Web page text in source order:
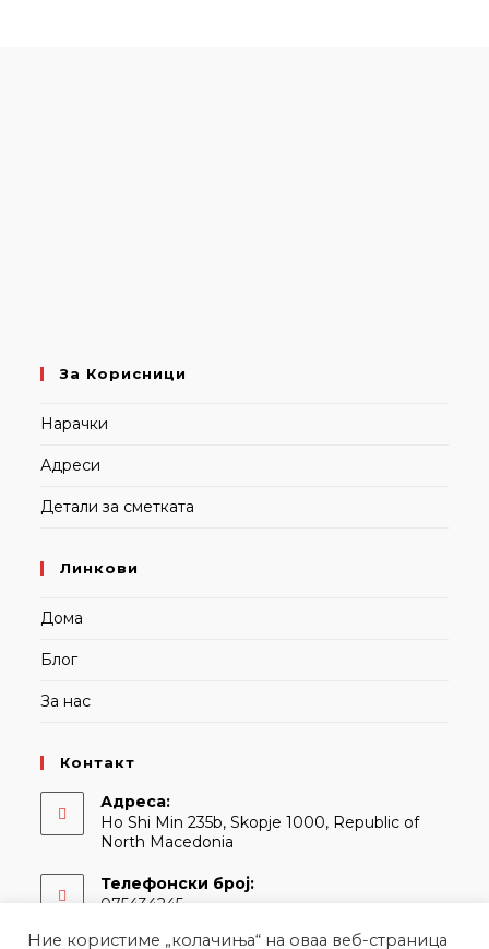
За Корисници
Нарачки
Адреси
Детали за сметката
Линкови
Дома
Блог
За нас
Контакт
Адреса:
Ho Shi Min 235b, Skopje 1000, Republic of
North Macedonia
Телефонски број:
075434245
Ние користиме „колачиња“ на оваа веб-страница